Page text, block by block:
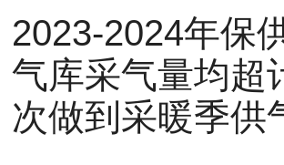
2023-2024年保
气库采气量均超
次做到采暖季供